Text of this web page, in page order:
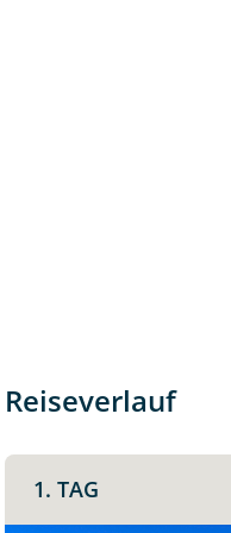
Reiseverlauf
1. TAG
Herzlichen
mit. Wir